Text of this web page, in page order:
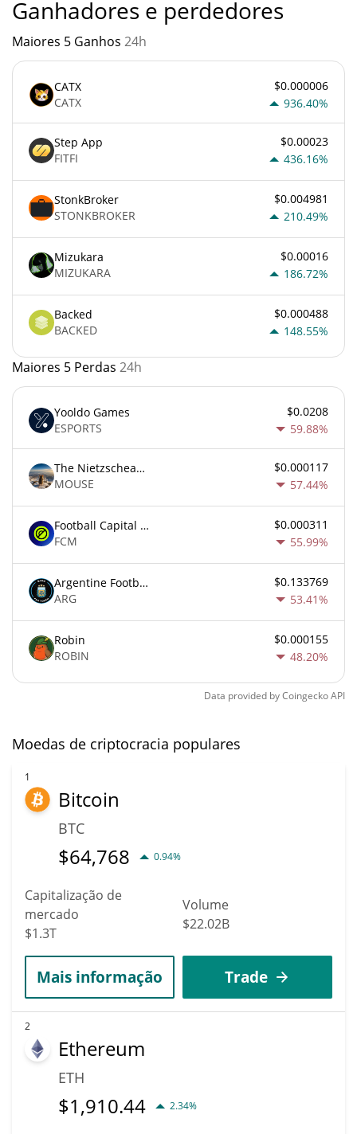
Ganhadores e perdedores
Maiores 5 Ganhos 24h
CATX
CATX
$0.000006
936.40%
Step App
FITFI
$0.00023
436.16%
StonkBroker
STONKBROKER
$0.004981
210.49%
Mizukara
MIZUKARA
$0.00016
186.72%
Backed
BACKED
$0.000488
148.55%
Maiores 5 Perdas 24h
Yooldo Games
ESPORTS
$0.0208
59.88%
The Nietzschean Mouse
MOUSE
$0.000117
57.44%
Football Capital Markets
FCM
$0.000311
55.99%
Argentine Football Association Fan Token
ARG
$0.133769
53.41%
Robin
ROBIN
$0.000155
48.20%
Data provided byCoingeckoAPI
Moedas de criptocracia populares
1
Bitcoin
BTC
$64,768 0.94%
Capitalização de
mercado
$1.3T
Volume
$22.02B
Mais informação Trade
2
Ethereum
ETH
$1,910.44 2.34%